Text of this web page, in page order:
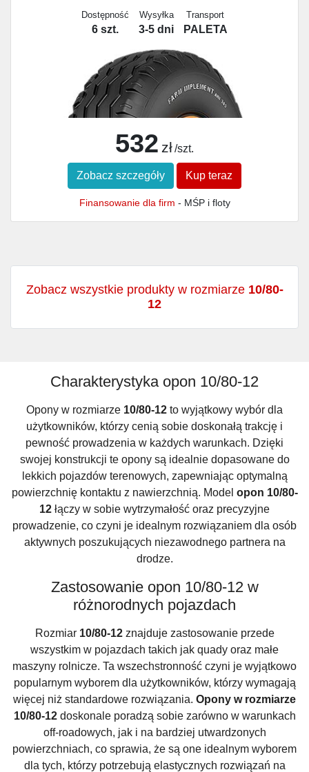
Dostępność
6 szt.
Wysyłka
3-5 dni
Transport
PALETA
532 zł /szt.
Zobacz szczegóły Kup teraz
Finansowanie dla firm - MŚP i floty
Zobacz wszystkie produkty w rozmiarze 10/80-
12
Charakterystyka opon 10/80-12
Opony w rozmiarze 10/80-12 to wyjątkowy wybór dla
użytkowników, którzy cenią sobie doskonałą trakcję i
pewność prowadzenia w każdych warunkach. Dzięki
swojej konstrukcji te opony są idealnie dopasowane do
lekkich pojazdów terenowych, zapewniając optymalną
powierzchnię kontaktu z nawierzchnią. Model opon 10/80-
12 łączy w sobie wytrzymałość oraz precyzyjne
prowadzenie, co czyni je idealnym rozwiązaniem dla osób
aktywnych poszukujących niezawodnego partnera na
drodze.
Zastosowanie opon 10/80-12 w
różnorodnych pojazdach
Rozmiar 10/80-12znajduje zastosowanie przede
wszystkim w pojazdach takich jak quady oraz małe
maszyny rolnicze. Ta wszechstronność czyni je wyjątkowo
popularnym wyborem dla użytkowników, którzy wymagają
więcej niż standardowe rozwiązania. Opony w rozmiarze
10/80-12doskonale poradzą sobie zarówno w warunkach
off-roadowych, jak i na bardziej utwardzonych
powierzchniach, co sprawia, że są one idealnym wyborem
dla tych, którzy potrzebują elastycznych rozwiązań na